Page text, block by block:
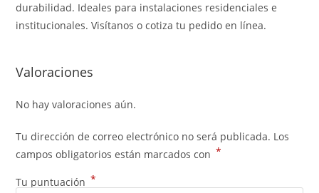
durabilidad. Ideales para instalaciones residenciales e
institucionales. Visítanos o cotiza tu pedido en línea.
Valoraciones
No hay valoraciones aún.
Tu dirección de correo electrónico no será publicada. Los
campos obligatorios están marcados con *
Tu puntuación *